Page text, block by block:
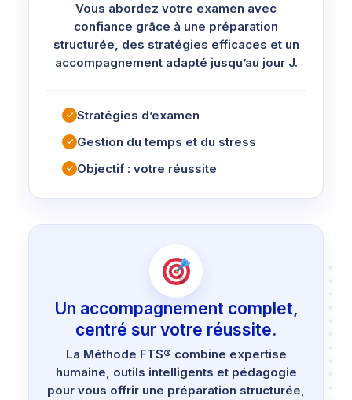
Vous abordez votre examen avec
confiance grâce à une préparation
structurée, des stratégies efficaces et un
accompagnement adapté jusqu’au jour J.
✓ Stratégies d’examen
✓ Gestion du temps et du stress
✓ Objectif : votre réussite
Un accompagnement complet,
centré sur votre réussite.
La Méthode FTS® combine expertise
humaine, outils intelligents et pédagogie
pour vous offrir une préparation structurée,